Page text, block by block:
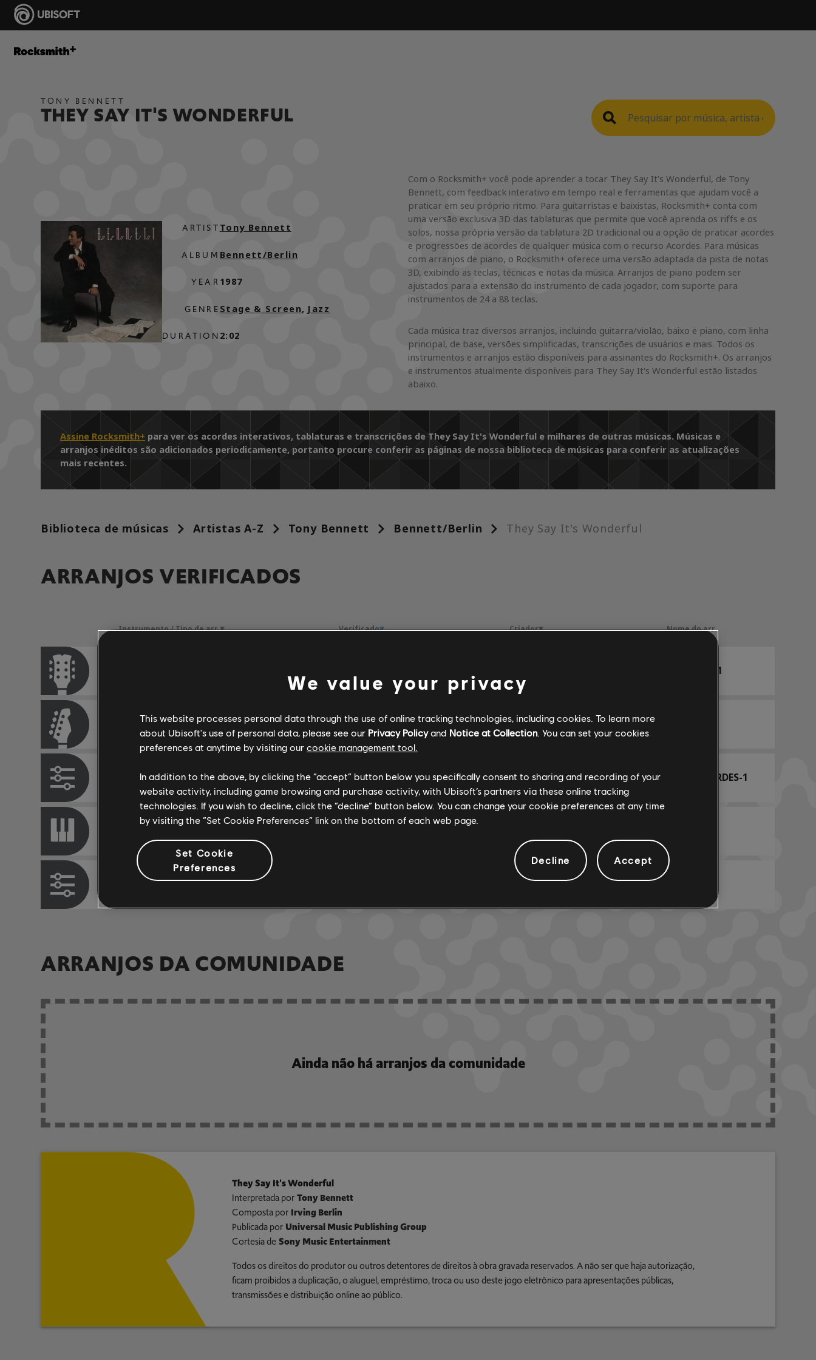
TONY BENNETT
THEY SAY IT'S WONDERFUL
ARTIST
ALBUM
YEAR
GENRE
DURATION
Tony Bennett
Bennett/Berlin
1987
Stage & Screen, Jazz
2:02
Com o Rocksmith+ você pode aprender a tocar They Say It's Wonderful, de Tony
Bennett, com feedback interativo em tempo real e ferramentas que ajudam você a
praticar em seu próprio ritmo. Para guitarristas e baixistas, Rocksmith+ conta com
uma versão exclusiva 3D das tablaturas que permite que você aprenda os riffs e os
solos, nossa própria versão da tablatura 2D tradicional ou a opção de praticar acordes
e progressões de acordes de qualquer música com o recurso Acordes. Para músicas
com arranjos de piano, o Rocksmith+ oferece uma versão adaptada da pista de notas
3D, exibindo as teclas, técnicas e notas da música. Arranjos de piano podem ser
ajustados para a extensão do instrumento de cada jogador, com suporte para
instrumentos de 24 a 88 teclas.
Cada música traz diversos arranjos, incluindo guitarra/violão, baixo e piano, com linha
principal, de base, versões simplificadas, transcrições de usuários e mais. Todos os
instrumentos e arranjos estão disponíveis para assinantes do Rocksmith+. Os arranjos
e instrumentos atualmente disponíveis para They Say It's Wonderful estão listados
abaixo.
Assine Rocksmith+ para ver os acordes interativos, tablaturas e transcrições de They Say It's Wonderful e milhares de outras músicas. Músicas e
arranjos inéditos são adicionados periodicamente, portanto procure conferir as páginas de nossa biblioteca de músicas para conferir as atualizações
mais recentes.
Biblioteca de músicas Artistas A-Z Tony Bennett Bennett/Berlin They Say It's Wonderful
ARRANJOS VERIFICADOS
Instrumento / Tipo de arr. Verificado Criador Nome do arr.
PRINCIPAL-1
Baixo Rocksmith+ Team
Quadro de Acordes R+ Team & ARCHI QUADRO DE ACORDES-1
ARCHI
ARRANJOS DA COMUNIDADE
Ainda não há arranjos da comunidade
They Say It's Wonderful
Interpretada por Tony Bennett
Composta por Irving Berlin
Publicada por Universal Music Publishing Group
Cortesia de Sony Music Entertainment
Todos os direitos do produtor ou outros detentores de direitos à obra gravada reservados. A não ser que haja autorização,
ficam proibidos a duplicação, o aluguel, empréstimo, troca ou uso deste jogo eletrônico para apresentações públicas,
transmissões e distribuição online ao público.
We value your privacy
This website processes personal data through the use of online tracking technologies, including cookies. To learn more
about Ubisoft's use of personal data, please see our Privacy Policyand Notice at Collection. You can set your cookies
preferences at anytime by visiting our cookie management tool.
In addition to the above, by clicking the “accept” button below you specifically consent to sharing and recording of your
website activity, including game browsing and purchase activity, with Ubisoft’s partners via these online tracking
technologies. If you wish to decline, click the “decline” button below. You can change your cookie preferences at any time
by visiting the “Set Cookie Preferences” link on the bottom of each web page.
Set Cookie
Preferences
Decline Accept